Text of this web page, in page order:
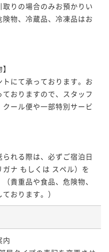
りの場合のみお預かりい
物、冷蔵品、冷凍品はお
にて承っております。お
おりますので、スタッフ
ール便や一部特別サービ
れる際は、必ずご宿泊日
ナ もしくは スペル）を
貴重品や食品、危険物、
おります。）
内